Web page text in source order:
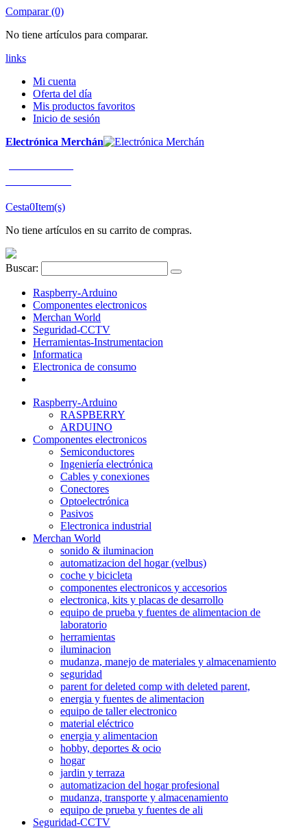
Comparar (0)
No tiene artículos para comparar.
links
Mi cuenta
Oferta del día
Mis productos favoritos
Inicio de sesión
Electrónica Merchán
Cesta0Item(s)
No tiene artículos en su carrito de compras.
Buscar:
Raspberry-Arduino
Componentes electronicos
Merchan World
Seguridad-CCTV
Herramientas-Instrumentacion
Informatica
Electronica de consumo
Raspberry-Arduino
RASPBERRY
ARDUINO
Componentes electronicos
Semiconductores
Ingeniería electrónica
Cables y conexiones
Conectores
Optoelectrónica
Pasivos
Electronica industrial
Merchan World
sonido & iluminacion
automatizacion del hogar (velbus)
coche y bicicleta
componentes electronicos y accesorios
electronica, kits y placas de desarrollo
equipo de prueba y fuentes de alimentacion de
laboratorio
herramientas
iluminacion
mudanza, manejo de materiales y almacenamiento
seguridad
parent for deleted comp with deleted parent,
energia y fuentes de alimentacion
equipo de taller electronico
material eléctrico
energia y alimentacion
hobby, deportes & ocio
hogar
jardin y terraza
automatizacion del hogar profesional
mudanza, transporte y almacenamiento
equipo de prueba y fuentes de ali
Seguridad-CCTV